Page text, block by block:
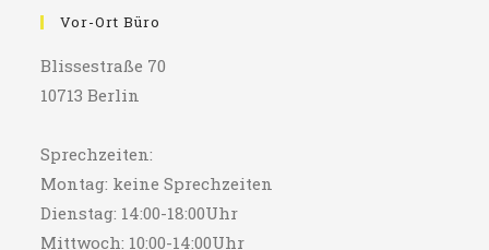
Vor-Ort Büro
Blissestraße 70
10713 Berlin
Sprechzeiten:
Montag: keine Sprechzeiten
Dienstag: 14:00-18:00Uhr
Mittwoch: 10:00-14:00Uhr